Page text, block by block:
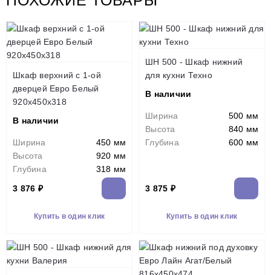
Шкаф верхний с 1-ой
дверцей Евро Белый
920х450х318
В наличии
Ширина
450 мм
Высота
920 мм
Глубина
318 мм
3 876 ₽
Купить в один клик
ШН 500 - Шкаф нижний
для кухни Техно
В наличии
Ширина
500 мм
Высота
840 мм
Глубина
600 мм
3 875 ₽
Купить в один клик